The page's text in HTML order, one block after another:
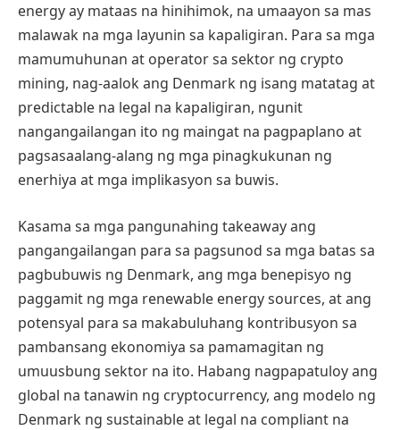
energy ay mataas na hinihimok, na umaayon sa mas
malawak na mga layunin sa kapaligiran. Para sa mga
mamumuhunan at operator sa sektor ng crypto
mining, nag-aalok ang Denmark ng isang matatag at
predictable na legal na kapaligiran, ngunit
nangangailangan ito ng maingat na pagpaplano at
pagsasaalang-alang ng mga pinagkukunan ng
enerhiya at mga implikasyon sa buwis.
Kasama sa mga pangunahing takeaway ang
pangangailangan para sa pagsunod sa mga batas sa
pagbubuwis ng Denmark, ang mga benepisyo ng
paggamit ng mga renewable energy sources, at ang
potensyal para sa makabuluhang kontribusyon sa
pambansang ekonomiya sa pamamagitan ng
umuusbung sektor na ito. Habang nagpapatuloy ang
global na tanawin ng cryptocurrency, ang modelo ng
Denmark ng sustainable at legal na compliant na